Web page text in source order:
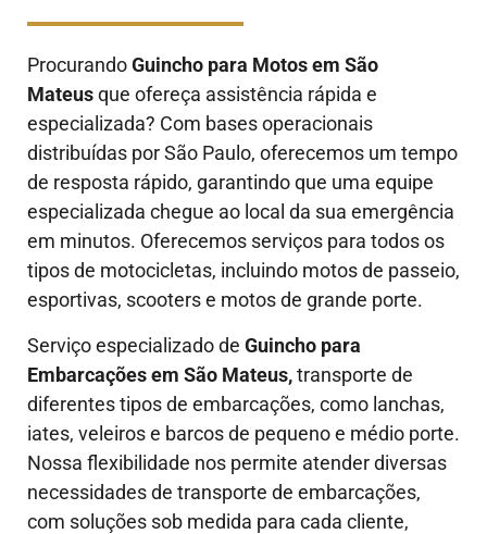
ProcurandoGuincho para Motos em São
Mateusque ofereça assistência rápida e
especializada? Com bases operacionais
distribuídas por São Paulo, oferecemos um tempo
de resposta rápido, garantindo que uma equipe
especializada chegue ao local da sua emergência
em minutos. Oferecemos serviços para todos os
tipos de motocicletas, incluindo motos de passeio,
esportivas, scooters e motos de grande porte.
Serviço especializado de Guincho para
Embarcações em São Mateus,transporte de
diferentes tipos de embarcações, como lanchas,
iates, veleiros e barcos de pequeno e médio porte.
Nossa flexibilidade nos permite atender diversas
necessidades de transporte de embarcações,
com soluções sob medida para cada cliente,